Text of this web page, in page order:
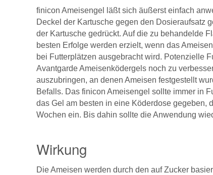
finicon Ameisengel läßt sich äußerst einfach
Deckel der Kartusche gegen den Dosieraufsatz
der Kartusche gedrückt. Auf die zu behandelde
besten Erfolge werden erzielt, wenn das
bei Futterplätzen ausgebracht wird. Potenzielle
Avantgarde Ameisenködergels noch zu
auszubringen, an denen Ameisen festgestellt
Befalls. Das finicon Ameisengel sollte immer in
das Gel am besten in eine Köderdose gegeben,
Wochen ein. Bis dahin sollte die Anwendung
Wirkung
Die Ameisen werden durch den auf Zucker